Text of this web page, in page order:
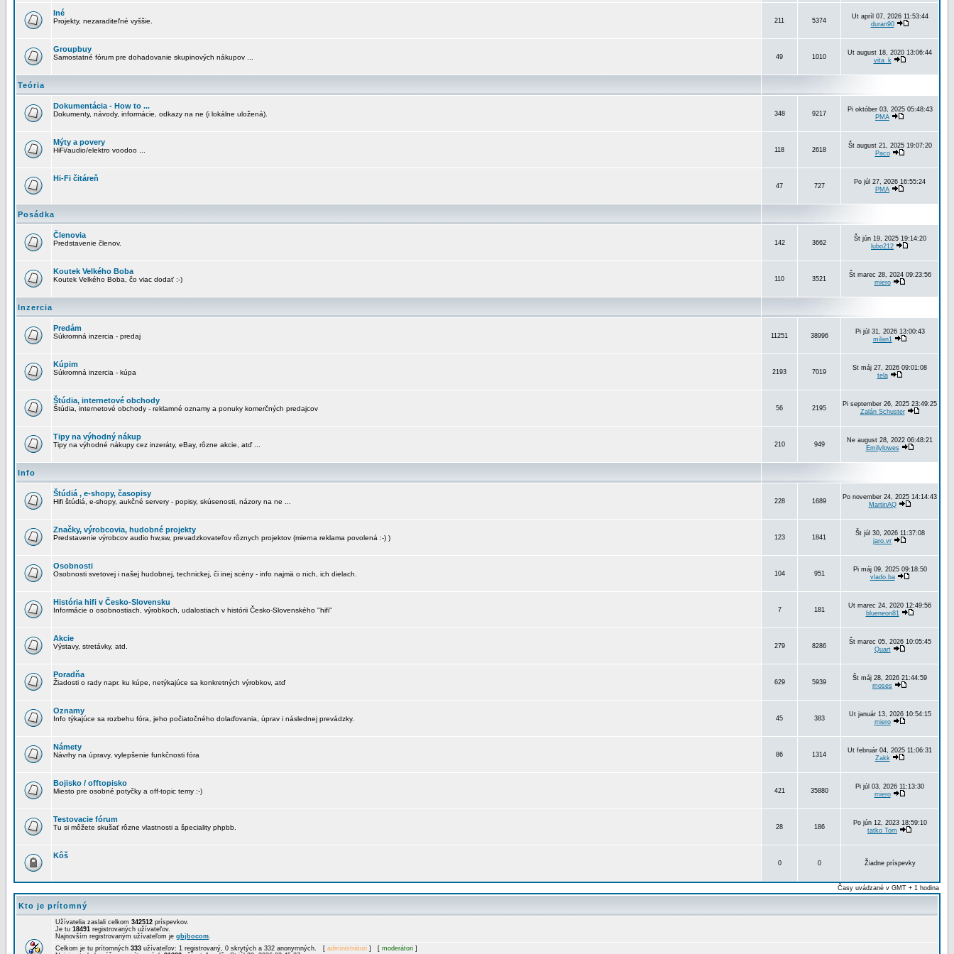
Iné
Projekty, nezaraditeľné vyššie. 211 5374
Ut apríl 07, 2026 11:53:44
duran90
Groupbuy
Samostatné fórum pre dohadovanie skupinových nákupov ... 49 1010
Ut august 18, 2020 13:06:44
vita_k
Teória
Dokumentácia - How to ...
Dokumenty, návody, informácie, odkazy na ne (i lokálne uložená). 348 9217
Pi október 03, 2025 05:48:43
PMA
Mýty a povery
HiFi/audio/elektro voodoo ... 118 2618
Št august 21, 2025 19:07:20
Paco
Hi-Fi čitáreň
47 727
Po júl 27, 2026 16:55:24
PMA
Posádka
Členovia
Predstavenie členov. 142 3662
Št jún 19, 2025 19:14:20
lubo212
Koutek Velkého Boba
Koutek Velkého Boba, čo viac dodať :-) 110 3521
Št marec 28, 2024 09:23:56
miero
Inzercia
Predám
Súkromná inzercia - predaj 11251 38996
Pi júl 31, 2026 13:00:43
milan1
Kúpim
Súkromná inzercia - kúpa 2193 7019
St máj 27, 2026 09:01:08
tela
Štúdia, internetové obchody
Štúdia, internetové obchody - reklamné oznamy a ponuky komerčných predajcov 56 2195
Pi september 26, 2025 23:49:25
Zalán Schuster
Tipy na výhodný nákup
Tipy na výhodné nákupy cez inzeráty, eBay, rôzne akcie, atď ... 210 949
Ne august 28, 2022 06:48:21
Emilylowes
Info
Štúdiá , e-shopy, časopisy
Hifi štúdiá, e-shopy, aukčné servery - popisy, skúsenosti, názory na ne ... 228 1689
Po november 24, 2025 14:14:43
MartinAQ
Značky, výrobcovia, hudobné projekty
Predstavenie výrobcov audio hw,sw, prevadzkovateľov rôznych projektov (mierna reklama povolená :-) ) 123 1841
Št júl 30, 2026 11:37:08
jaro.vr
Osobnosti
Osobnosti svetovej i našej hudobnej, technickej, či inej scény - info najmä o nich, ich dielach. 104 951
Pi máj 09, 2025 09:18:50
vlado.ba
História hifi v Česko-Slovensku
Informácie o osobnostiach, výrobkoch, udalostiach v histórii Česko-Slovenského "hifi" 7 181
Ut marec 24, 2020 12:49:56
blueneon81
Akcie
Výstavy, stretávky, atd. 279 8286
Št marec 05, 2026 10:05:45
Quart
Poradňa
Žiadosti o rady napr. ku kúpe, netýkajúce sa konkretných výrobkov, atď 629 5939
Št máj 28, 2026 21:44:59
moses
Oznamy
Info týkajúce sa rozbehu fóra, jeho počiatočného dolaďovania, úprav i následnej prevádzky. 45 383
Ut január 13, 2026 10:54:15
miero
Námety
Návrhy na úpravy, vylepšenie funkčnosti fóra 86 1314
Ut február 04, 2025 11:06:31
Zakk
Bojisko / offtopisko
Miesto pre osobné potyčky a off-topic temy :-) 421 35880
Pi júl 03, 2026 11:13:30
miero
Testovacie fórum
Tu si môžete skušať rôzne vlastnosti a špeciality phpbb. 28 186
Po jún 12, 2023 18:59:10
tatko Tom
Kôš
0 0 Žiadne príspevky
Časy uvádzané v GMT + 1 hodina
Kto je prítomný
Užívatelia zaslali celkom 342512 príspevkov.
Je tu 18491 registrovaných užívateľov.
Najnovším registrovaným užívateľom je gbjbocom.
Celkom je tu prítomných 333 užívateľov: 1 registrovaný, 0 skrytých a 332 anonymných. [ administrátori ] [ moderátori ]